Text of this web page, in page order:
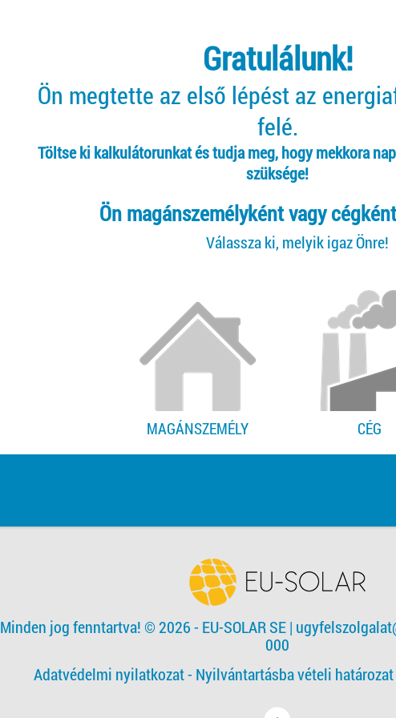
Gratulálunk!
Ön megtette az első lépést az
felé.
Töltse ki kalkulátorunkat és tudja meg, hogy mekkora
szüksége!
Ön magánszemélyként vagy
Válassza ki, melyik igaz Önre!
MAGÁNSZEMÉLY CÉG
Minden jog fenntartva! © 2026 - EU-SOLAR SE|
000
Adatvédelmi nyilatkozat - Nyilvántartásba vételi